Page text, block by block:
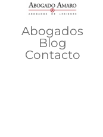
Abogados
Blog
Contacto